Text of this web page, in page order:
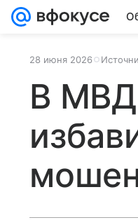
28 июня 2026
В МВД